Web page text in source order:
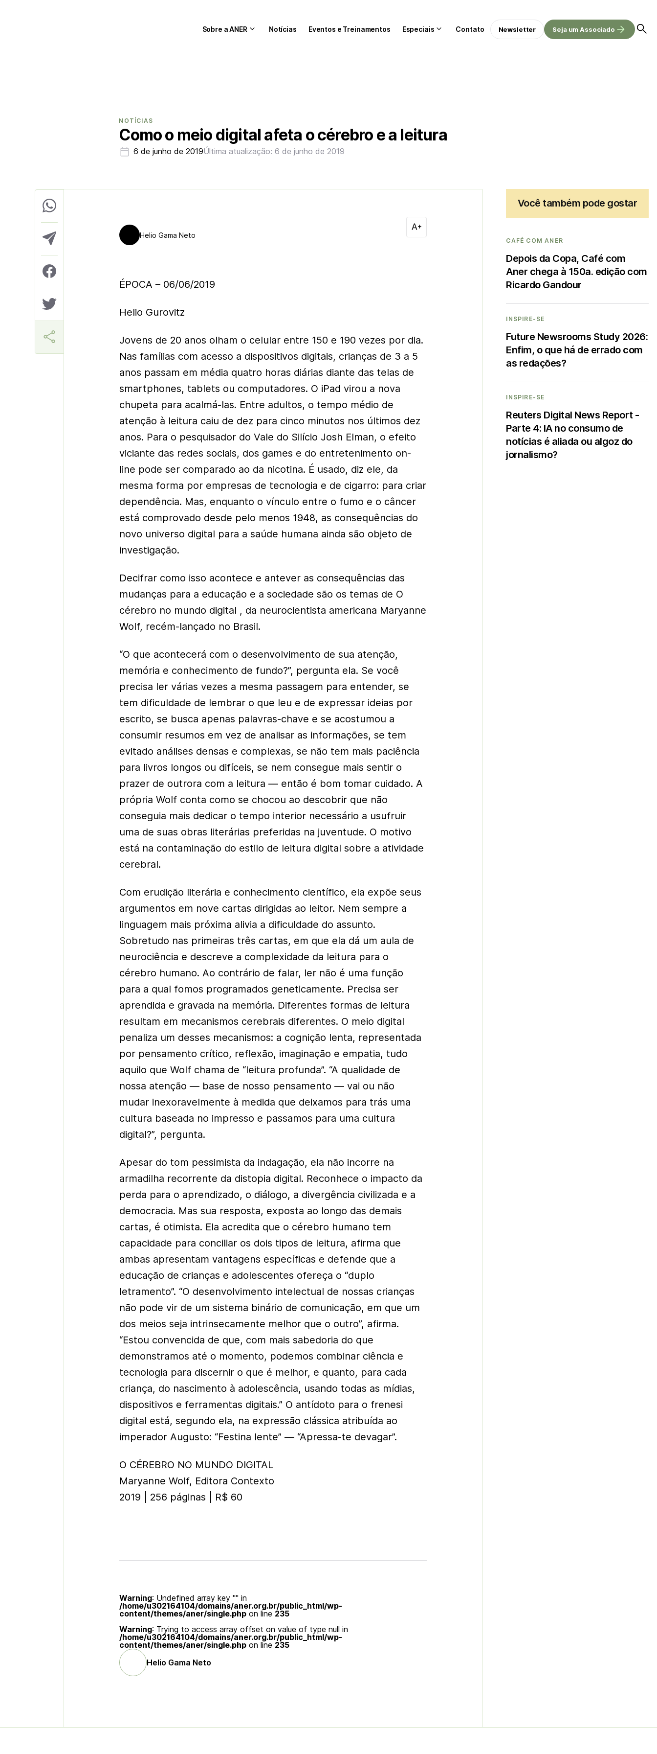
Sobre a ANER Notícias Eventos e Treinamentos Especiais Contato Newsletter Seja um Associado
NOTÍCIAS
Como o meio digital afeta o cérebro e a leitura
6 de junho de 2019Última atualização: 6 de junho de 2019
Helio Gama Neto
ÉPOCA – 06/06/2019
Helio Gurovitz
Jovens de 20 anos olham o celular entre 150 e 190 vezes por dia.
Nas famílias com acesso a dispositivos digitais, crianças de 3 a 5
anos passam em média quatro horas diárias diante das telas de
smartphones, tablets ou computadores. O iPad virou a nova
chupeta para acalmá-las. Entre adultos, o tempo médio de
atenção à leitura caiu de dez para cinco minutos nos últimos dez
anos. Para o pesquisador do Vale do Silício Josh Elman, o efeito
viciante das redes sociais, dos games e do entretenimento on-
line pode ser comparado ao da nicotina. É usado, diz ele, da
mesma forma por empresas de tecnologia e de cigarro: para criar
dependência. Mas, enquanto o vínculo entre o fumo e o câncer
está comprovado desde pelo menos 1948, as consequências do
novo universo digital para a saúde humana ainda são objeto de
investigação.
Decifrar como isso acontece e antever as consequências das
mudanças para a educação e a sociedade são os temas de O
cérebro no mundo digital , da neurocientista americana Maryanne
Wolf, recém-lançado no Brasil.
“O que acontecerá com o desenvolvimento de sua atenção,
memória e conhecimento de fundo?”, pergunta ela. Se você
precisa ler várias vezes a mesma passagem para entender, se
tem dificuldade de lembrar o que leu e de expressar ideias por
escrito, se busca apenas palavras-chave e se acostumou a
consumir resumos em vez de analisar as informações, se tem
evitado análises densas e complexas, se não tem mais paciência
para livros longos ou difíceis, se nem consegue mais sentir o
prazer de outrora com a leitura — então é bom tomar cuidado. A
própria Wolf conta como se chocou ao descobrir que não
conseguia mais dedicar o tempo interior necessário a usufruir
uma de suas obras literárias preferidas na juventude. O motivo
está na contaminação do estilo de leitura digital sobre a atividade
cerebral.
Com erudição literária e conhecimento científico, ela expõe seus
argumentos em nove cartas dirigidas ao leitor. Nem sempre a
linguagem mais próxima alivia a dificuldade do assunto.
Sobretudo nas primeiras três cartas, em que ela dá um aula de
neurociência e descreve a complexidade da leitura para o
cérebro humano. Ao contrário de falar, ler não é uma função
para a qual fomos programados geneticamente. Precisa ser
aprendida e gravada na memória. Diferentes formas de leitura
resultam em mecanismos cerebrais diferentes. O meio digital
penaliza um desses mecanismos: a cognição lenta, representada
por pensamento crítico, reflexão, imaginação e empatia, tudo
aquilo que Wolf chama de “leitura profunda”. “A qualidade de
nossa atenção — base de nosso pensamento — vai ou não
mudar inexoravelmente à medida que deixamos para trás uma
cultura baseada no impresso e passamos para uma cultura
digital?”, pergunta.
Apesar do tom pessimista da indagação, ela não incorre na
armadilha recorrente da distopia digital. Reconhece o impacto da
perda para o aprendizado, o diálogo, a divergência civilizada e a
democracia. Mas sua resposta, exposta ao longo das demais
cartas, é otimista. Ela acredita que o cérebro humano tem
capacidade para conciliar os dois tipos de leitura, afirma que
ambas apresentam vantagens específicas e defende que a
educação de crianças e adolescentes ofereça o “duplo
letramento”. “O desenvolvimento intelectual de nossas crianças
não pode vir de um sistema binário de comunicação, em que um
dos meios seja intrinsecamente melhor que o outro”, afirma.
“Estou convencida de que, com mais sabedoria do que
demonstramos até o momento, podemos combinar ciência e
tecnologia para discernir o que é melhor, e quanto, para cada
criança, do nascimento à adolescência, usando todas as mídias,
dispositivos e ferramentas digitais.” O antídoto para o frenesi
digital está, segundo ela, na expressão clássica atribuída ao
imperador Augusto: “Festina lente” — “Apressa-te devagar”.
O CÉREBRO NO MUNDO DIGITAL
Maryanne Wolf, Editora Contexto
2019 | 256 páginas | R$ 60
Warning: Undefined array key "" in
/home/u302164104/domains/aner.org.br/public_html/wp-
content/themes/aner/single.php on line 235
Warning: Trying to access array offset on value of type null in
/home/u302164104/domains/aner.org.br/public_html/wp-
content/themes/aner/single.php on line 235
Helio Gama Neto
Você também pode gostar
CAFÉ COM ANER
Depois da Copa, Café com
Aner chega à 150a. edição com
Ricardo Gandour
INSPIRE-SE
Future Newsrooms Study 2026:
Enfim, o que há de errado com
as redações?
INSPIRE-SE
Reuters Digital News Report -
Parte 4: IA no consumo de
notícias é aliada ou algoz do
jornalismo?